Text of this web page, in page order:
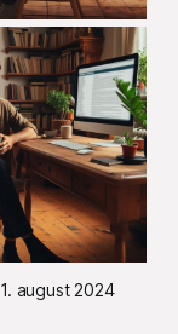
august 2024